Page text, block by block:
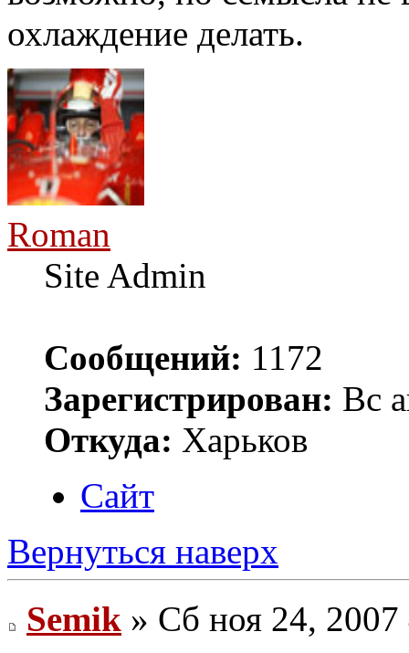
охлаждение делать.
Roman
Site Admin
Сообщений: 1172
Зарегистрирован: Вс
Откуда: Харьков
Сайт
Вернуться наверх
Semik » Сб ноя 24, 2007